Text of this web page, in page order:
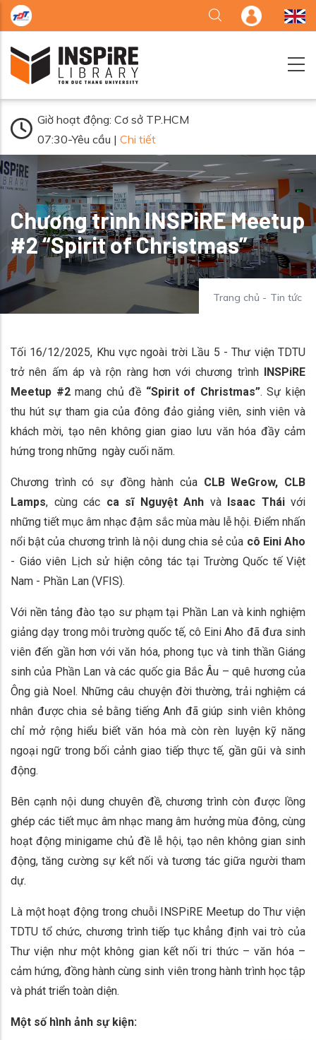
Nhảy đến nội dung
Giờ hoạt động: Cơ sở TP.HCM
07:30-Yêu cầu | Chi tiết
Chương trình INSPiRE Meetup
#2 “Spirit of Christmas”
Trang chủ - Tin tức
Tối 16/12/2025, Khu vực ngoài trời Lầu 5 - Thư viện TDTU
trở nên ấm áp và rộn ràng hơn với chương trình INSPiRE
Meetup #2mang chủ đề “Spirit of Christmas”. Sự kiện
thu hút sự tham gia của đông đảo giảng viên, sinh viên và
khách mời, tạo nên không gian giao lưu văn hóa đầy cảm
hứng trong những ngày cuối năm.
Chương trình có sự đồng hành của CLB WeGrow, CLB
Lamps, cùng các ca sĩ Nguyệt Anh vàIsaac Tháivới
những tiết mục âm nhạc đậm sắc mùa màu lễ hội. Điểm nhấn
nổi bật của chương trình là nội dung chia sẻ của cô Eini Aho
- Giáo viên Lịch sử hiện công tác tại Trường Quốc tế Việt
Nam - Phần Lan (VFIS).
Với nền tảng đào tạo sư phạm tại Phần Lan và kinh nghiệm
giảng dạy trong môi trường quốc tế, cô Eini Aho đã đưa sinh
viên đến gần hơn với văn hóa, phong tục và tinh thần Giáng
sinh của Phần Lan và các quốc gia Bắc Âu – quê hương của
Ông già Noel. Những câu chuyện đời thường, trải nghiệm cá
nhân được chia sẻ bằng tiếng Anh đã giúp sinh viên không
chỉ mở rộng hiểu biết văn hóa mà còn rèn luyện kỹ năng
ngoại ngữ trong bối cảnh giao tiếp thực tế, gần gũi và sinh
động.
Bên cạnh nội dung chuyên đề, chương trình còn được lồng
ghép các tiết mục âm nhạc mang âm hưởng mùa đông, cùng
hoạt động minigame chủ đề lễ hội, tạo nên không gian sinh
động, tăng cường sự kết nối và tương tác giữa người tham
dự.
Là một hoạt động trong chuỗi INSPiRE Meetup do Thư viện
TDTU tổ chức, chương trình tiếp tục khẳng định vai trò của
Thư viện như một không gian kết nối tri thức – văn hóa –
cảm hứng, đồng hành cùng sinh viên trong hành trình học tập
và phát triển toàn diện.
Một số hình ảnh sự kiện: